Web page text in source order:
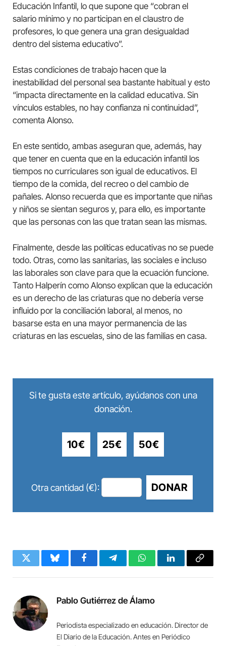
Educación Infantil, lo que supone que “cobran el
salario mínimo y no participan en el claustro de
profesores, lo que genera una gran desigualdad
dentro del sistema educativo”.
Estas condiciones de trabajo hacen que la
inestabilidad del personal sea bastante habitual y esto
“impacta directamente en la calidad educativa. Sin
vínculos estables, no hay confianza ni continuidad”,
comenta Alonso.
En este sentido, ambas aseguran que, además, hay
que tener en cuenta que en la educación infantil los
tiempos no curriculares son igual de educativos. El
tiempo de la comida, del recreo o del cambio de
pañales. Alonso recuerda que es importante que niñas
y niños se sientan seguros y, para ello, es importante
que las personas con las que tratan sean las mismas.
Finalmente, desde las políticas educativas no se puede
todo. Otras, como las sanitarias, las sociales e incluso
las laborales son clave para que la ecuación funcione.
Tanto Halperín como Alonso explican que la educación
es un derecho de las criaturas que no debería verse
influido por la conciliación laboral, al menos, no
basarse esta en una mayor permanencia de las
criaturas en las escuelas, sino de las familias en casa.
Si te gusta este artículo, ayúdanos con una
donación.
10€ 25€ 50€
Otra cantidad (€): DONAR
Twitter BlueskyFacebookTelegramWhatsAppLinkedInCopy
Pablo Gutiérrez de Álamo
Periodista especializado en educación. Director de
El Diario de la Educación. Antes en Periódico